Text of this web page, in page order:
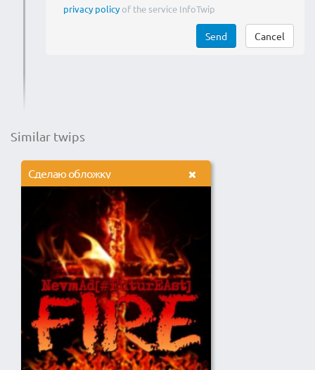
privacy policyof the service InfoTwip
Send Cancel
Similar twips
Сделаю обложку